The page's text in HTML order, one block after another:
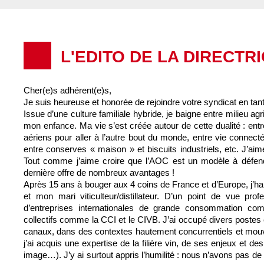
L'EDITO DE LA
Cher(e)s adhérent(e)s,
Je suis heureuse et honorée de rejoindre votre syndicat en
Issue d’une culture familiale hybride, je baigne entre milieu
mon enfance. Ma vie s’est créée autour de cette dualité :
aériens pour aller à l’autre bout du monde, entre vie
entre conserves « maison » et biscuits industriels, etc.
Tout comme j’aime croire que l’AOC est un modèle à
dernière offre de nombreux avantages !
Après 15 ans à bouger aux 4 coins de France et d’Europe,
et mon mari viticulteur/distillateur. D’un point de vue
d’entreprises internationales de grande consommation
collectifs comme la CCI et le CIVB. J’ai occupé divers
canaux, dans des contextes hautement concurrentiels et
j’ai acquis une expertise de la filière vin, de ses enjeux et
image…). J’y ai surtout appris l’humilité : nous n’avons pas